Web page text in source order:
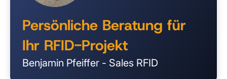
Persönliche Beratung für
Ihr RFID-Projekt
Benjamin Pfeiffer - Sales RFID